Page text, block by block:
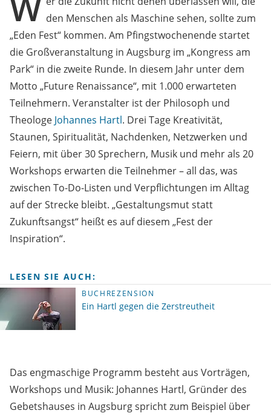
den Menschen als Maschine sehen, sollte zum
„Eden Fest“ kommen. Am Pfingstwochenende startet
die Großveranstaltung in Augsburg im „Kongress am
Park“ in die zweite Runde. In diesem Jahr unter dem
Motto „Future Renaissance“, mit 1.000 erwarteten
Teilnehmern. Veranstalter ist der Philosoph und
Theologe Johannes Hartl. Drei Tage Kreativität,
Staunen, Spiritualität, Nachdenken, Netzwerken und
Feiern, mit über 30 Sprechern, Musik und mehr als 20
Workshops erwarten die Teilnehmer – all das, was
zwischen To-Do-Listen und Verpflichtungen im Alltag
auf der Strecke bleibt. „Gestaltungsmut statt
Zukunftsangst“ heißt es auf diesem „Fest der
Inspiration“.
LESEN SIE AUCH:
BUCHREZENSION
Ein Hartl gegen die Zerstreutheit
Das engmaschige Programm besteht aus Vorträgen,
Workshops und Musik: Johannes Hartl, Gründer des
Gebetshauses in Augsburg spricht zum Beispiel über